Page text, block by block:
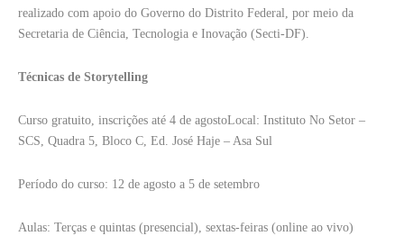
realizado com apoio do Governo do Distrito Federal, por meio da
Secretaria de Ciência, Tecnologia e Inovação (Secti-DF).
Técnicas de Storytelling
Curso gratuito, inscrições até 4 de agostoLocal: Instituto No Setor –
SCS, Quadra 5, Bloco C, Ed. José Haje – Asa Sul
Período do curso: 12 de agosto a 5 de setembro
Aulas: Terças e quintas (presencial), sextas-feiras (online ao vivo)